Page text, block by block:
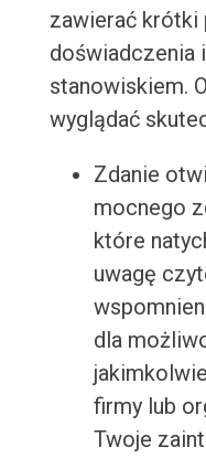
zawierać krótki
doświadczenia
stanowiskiem.
wyglądać
Zdanie
mocnego
które
uwagę
dla
firmy lub
Twoje